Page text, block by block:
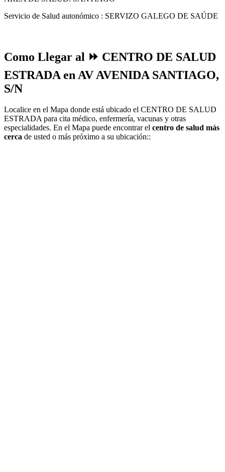
Servicio de Salud autonómico : SERVIZO GALEGO DE SAÚDE
Como Llegar al ⏩ CENTRO DE SALUD
ESTRADA en AV AVENIDA SANTIAGO,
S/N
Localice en el Mapa donde está ubicado el CENTRO DE SALUD
ESTRADA para cita médico, enfermería, vacunas y otras
especialidades. En el Mapa puede encontrar el centro de salud más
cerca de usted o más próximo a su ubicación::